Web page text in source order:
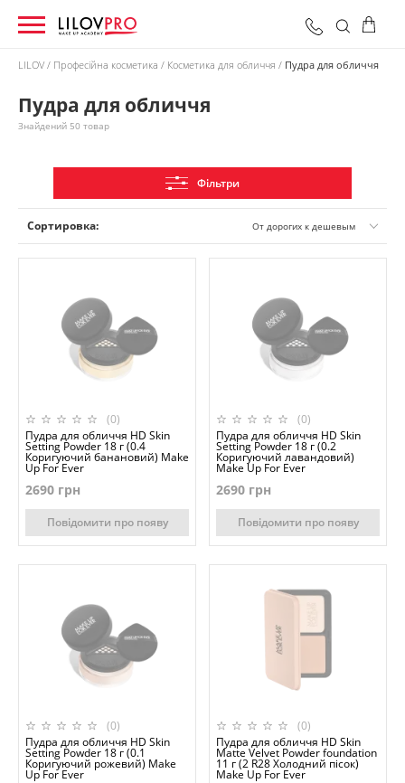
Разом:0 грн
LILOV Професійна косметика Косметика для обличчя Пудра для обличчя
Пудра для обличчя
Знайдений 50 товар
Фільтри
Сортировка: От дорогих к дешевым
(0)
Пудра для обличчя HD Skin
Setting Powder 18 г (0.4
Коригуючий банановий) Make
Up For Ever
2690 грн
Повідомити про появу
(0)
Пудра для обличчя HD Skin
Setting Powder 18 г (0.2
Коригуючий лавандовий)
Make Up For Ever
2690 грн
Повідомити про появу
(0)
Пудра для обличчя HD Skin
Setting Powder 18 г (0.1
Коригуючий рожевий) Make
Up For Ever
(0)
Пудра для обличчя HD Skin
Matte Velvet Powder foundation
11 г (2 R28 Холодний пісок)
Make Up For Ever